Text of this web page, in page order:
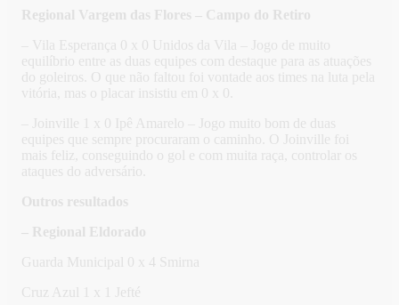
Regional Vargem das Flores – Campo do Retiro
– Vila Esperança 0 x 0 Unidos da Vila – Jogo de muito
equilíbrio entre as duas equipes com destaque para as atuações
do goleiros. O que não faltou foi vontade aos times na luta pela
vitória, mas o placar insistiu em 0 x 0.
– Joinville 1 x 0 Ipê Amarelo – Jogo muito bom de duas
equipes que sempre procuraram o caminho. O Joinville foi
mais feliz, conseguindo o gol e com muita raça, controlar os
ataques do adversário.
Outros resultados
– Regional Eldorado
Guarda Municipal 0 x 4 Smirna
Cruz Azul 1 x 1 Jefté